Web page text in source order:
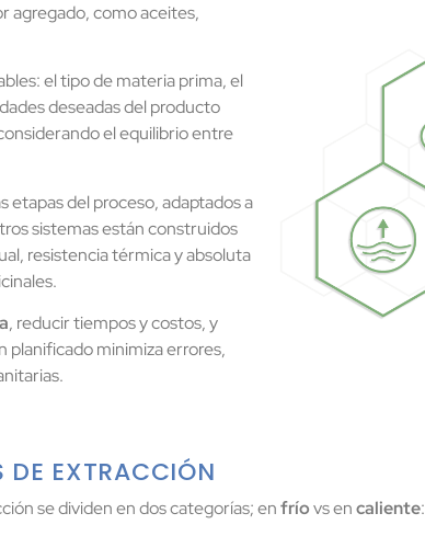
agregado, como aceites,
el tipo de materia prima, el
deseadas del producto
el equilibrio entre
etapas del proceso, adaptados a
sistemas están construidos
resistencia térmica y absoluta
, reducir tiempos y costos, y
planificado minimiza errores,
DE EXTRACCIÓN
se dividen en dos categorías; enfríovs encaliente: